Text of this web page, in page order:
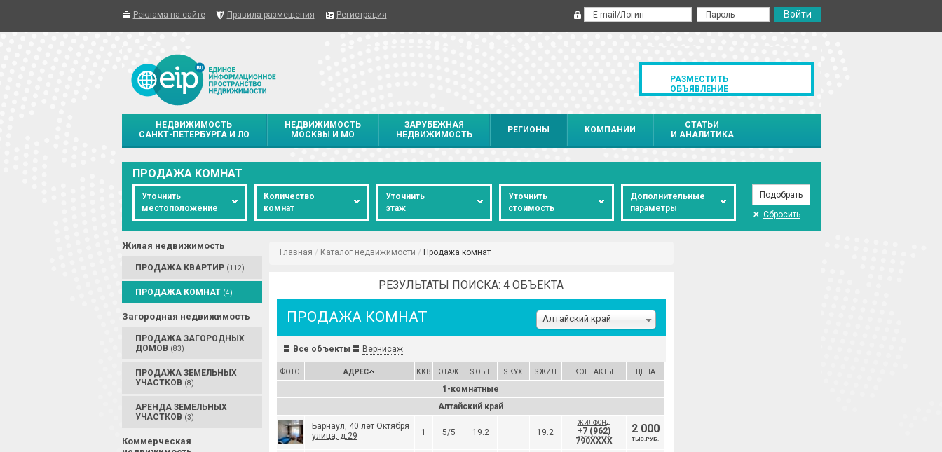
Реклама на сайте Правила размещения Регистрация
РАЗМЕСТИТЬ
ОБЪЯВЛЕНИЕ
НЕДВИЖИМОСТЬ
САНКТ-ПЕТЕРБУРГА И ЛО
НЕДВИЖИМОСТЬ
МОСКВЫ И МО
ЗАРУБЕЖНАЯ
НЕДВИЖИМОСТЬ
РЕГИОНЫ КОМПАНИИ
СТАТЬИ
И АНАЛИТИКА
ПРОДАЖА КОМНАТ
Уточнить
местоположение
Количество
комнат
Уточнить
этаж
Уточнить
стоимость
Дополнительные
параметры
Сбросить
Жилая недвижимость
ПРОДАЖА КВАРТИР (112)
ПРОДАЖА КОМНАТ (4)
Загородная недвижимость
ПРОДАЖА ЗАГОРОДНЫХ
ДОМОВ (83)
ПРОДАЖА ЗЕМЕЛЬНЫХ
УЧАСТКОВ (8)
АРЕНДА ЗЕМЕЛЬНЫХ
УЧАСТКОВ (3)
Коммерческая
Главная / Каталог недвижимости / Продажа комнат
РЕЗУЛЬТАТЫ ПОИСКА: 4 ОБЪЕКТА
ПРОДАЖА КОМНАТ Алтайский край
Все объекты Вернисаж
ФОТО АДРЕС ККВ ЭТАЖ S ОБЩ S КУХ S ЖИЛ КОНТАКТЫ ЦЕНА
1-комнатные
Алтайский край
Барнаул, 40 лет Октября
улица, д.29
1 5/5 19.2 19.2
ЖИЛФОНД
+7 (962)
790XXXX
2 000
ТЫС.РУБ.